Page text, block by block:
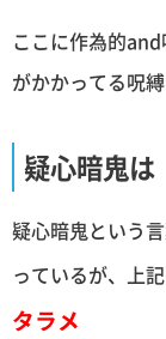
ここに作為的
がかかってる呪
疑心暗鬼は
疑心暗鬼という
っているが、上
タラメ